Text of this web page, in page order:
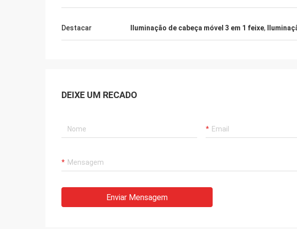
Destacar Iluminação de cabeça móvel 3 em 1 feixe,
DEIXE UM RECADO
Enviar Mensagem